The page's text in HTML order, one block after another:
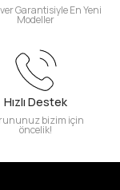
Garantisiyle En Yeni
Modeller
Hızlı Destek
bizim için
öncelik!